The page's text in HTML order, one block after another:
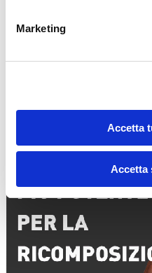
Marketing
Accetta
Accetta
15WORKOUT SCARICA